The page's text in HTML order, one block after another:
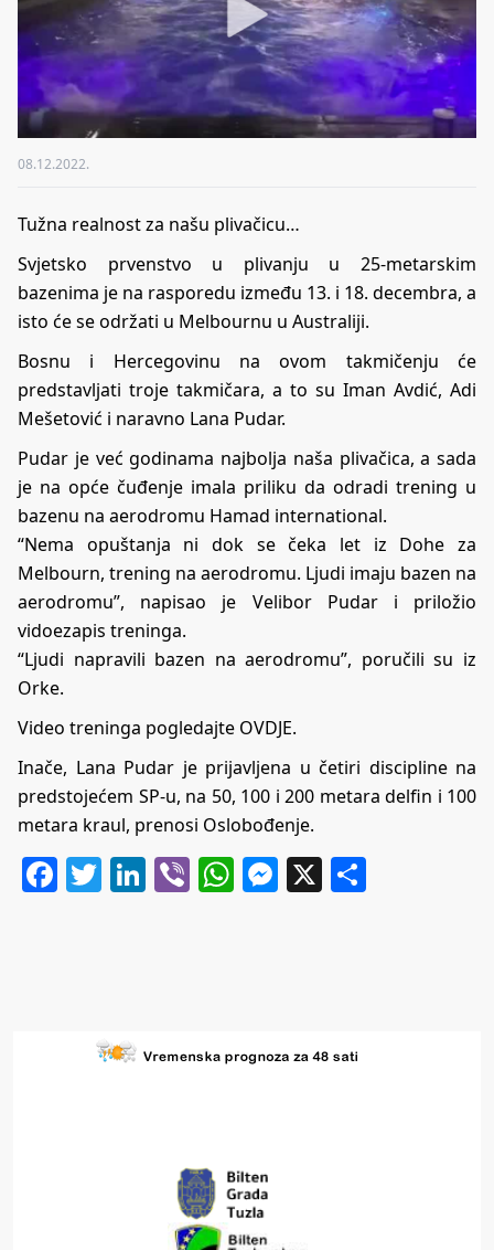
08.12.2022.
Tužna realnost za našu plivačicu…
Svjetsko prvenstvo u plivanju u 25-metarskim
bazenima je na rasporedu između 13. i 18. decembra, a
isto će se održati u Melbournu u Australiji.
Bosnu i Hercegovinu na ovom takmičenju će
predstavljati troje takmičara, a to su Iman Avdić, Adi
Mešetović i naravno Lana Pudar.
Pudar je već godinama najbolja naša plivačica, a sada
je na opće čuđenje imala priliku da odradi trening u
bazenu na aerodromu Hamad international.
“Nema opuštanja ni dok se čeka let iz Dohe za
Melbourn, trening na aerodromu. Ljudi imaju bazen na
aerodromu”, napisao je Velibor Pudar i priložio
vidoezapis treninga.
“Ljudi napravili bazen na aerodromu”, poručili su iz
Orke.
Video treninga pogledajte OVDJE.
Inače, Lana Pudar je prijavljena u četiri discipline na
predstojećem SP-u, na 50, 100 i 200 metara delfin i 100
metara kraul, prenosi Oslobođenje.
Facebook
Twitter
LinkedIn
ViberWhatsApp
Messenger
X